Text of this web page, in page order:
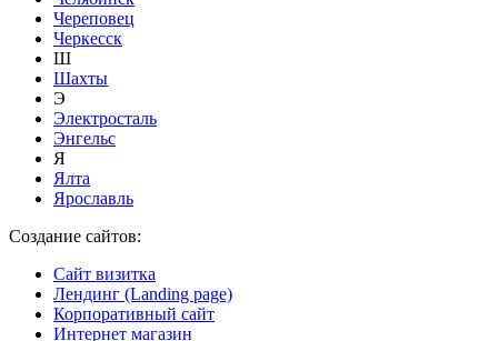
Череповец
Черкесск
Ш
Шахты
Э
Электросталь
Энгельс
Я
Ялта
Ярославль
Создание сайтов:
Сайт визитка
Лендинг (Landing page)
Корпоративный сайт
Интернет магазин